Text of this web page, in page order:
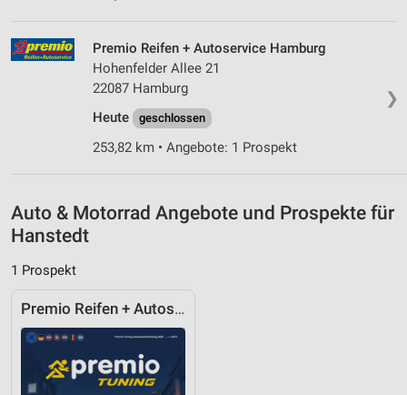
❯
Premio Reifen + Autoservice Hamburg
Hohenfelder Allee 21
22087 Hamburg
Heute
geschlossen
253,82 km • Angebote: 1 Prospekt
Auto & Motorrad Angebote und Prospekte für
Hanstedt
1 Prospekt
Premio Reifen + Autoservice
Geräte anhand von aktiv angeforderten
Informationen identifizieren
Nicht-IAB-Verarbeitungszwecke:
Performance
Werbung